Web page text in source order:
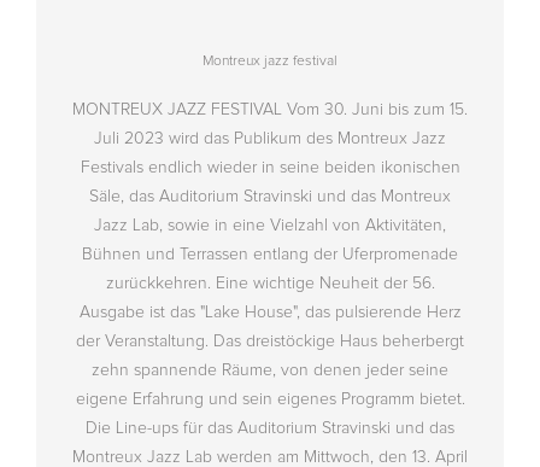
Montreux jazz festival
MONTREUX JAZZ FESTIVAL Vom 30. Juni bis zum 15.
Juli 2023 wird das Publikum des Montreux Jazz
Festivals endlich wieder in seine beiden ikonischen
Säle, das Auditorium Stravinski und das Montreux
Jazz Lab, sowie in eine Vielzahl von Aktivitäten,
Bühnen und Terrassen entlang der Uferpromenade
zurückkehren. Eine wichtige Neuheit der 56.
Ausgabe ist das "Lake House", das pulsierende Herz
der Veranstaltung. Das dreistöckige Haus beherbergt
zehn spannende Räume, von denen jeder seine
eigene Erfahrung und sein eigenes Programm bietet.
Die Line-ups für das Auditorium Stravinski und das
Montreux Jazz Lab werden am Mittwoch, den 13. April